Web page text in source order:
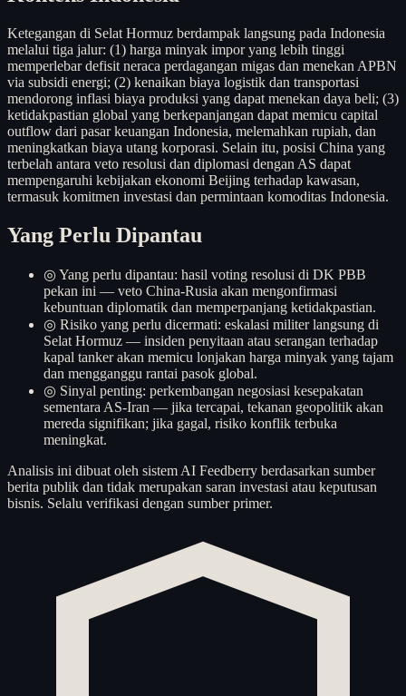
Ketegangan di Selat Hormuz berdampak langsung pada Indonesia
melalui tiga jalur: (1) harga minyak impor yang lebih tinggi
memperlebar defisit neraca perdagangan migas dan menekan APBN
via subsidi energi; (2) kenaikan biaya logistik dan transportasi
mendorong inflasi biaya produksi yang dapat menekan daya beli; (3)
ketidakpastian global yang berkepanjangan dapat memicu capital
outflow dari pasar keuangan Indonesia, melemahkan rupiah, dan
meningkatkan biaya utang korporasi. Selain itu, posisi China yang
terbelah antara veto resolusi dan diplomasi dengan AS dapat
mempengaruhi kebijakan ekonomi Beijing terhadap kawasan,
termasuk komitmen investasi dan permintaan komoditas Indonesia.
Yang Perlu Dipantau
◎ Yang perlu dipantau: hasil voting resolusi di DK PBB
pekan ini — veto China-Rusia akan mengonfirmasi
kebuntuan diplomatik dan memperpanjang ketidakpastian.
◎ Risiko yang perlu dicermati: eskalasi militer langsung di
Selat Hormuz — insiden penyitaan atau serangan terhadap
kapal tanker akan memicu lonjakan harga minyak yang tajam
dan mengganggu rantai pasok global.
◎ Sinyal penting: perkembangan negosiasi kesepakatan
sementara AS-Iran — jika tercapai, tekanan geopolitik akan
mereda signifikan; jika gagal, risiko konflik terbuka
meningkat.
Analisis ini dibuat oleh sistem AI Feedberry berdasarkan sumber
berita publik dan tidak merupakan saran investasi atau keputusan
bisnis. Selalu verifikasi dengan sumber primer.